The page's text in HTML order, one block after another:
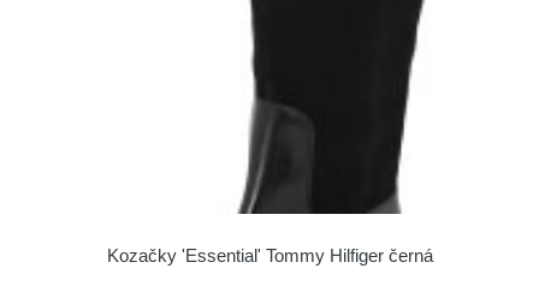
Kozačky 'Essential' Tommy Hilfiger černá